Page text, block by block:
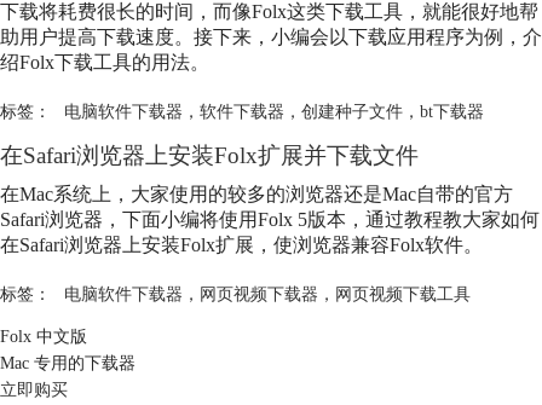
下载将耗费很长的时间，而像Folx这类下载工具，就能很好地帮
助用户提高下载速度。接下来，小编会以下载应用程序为例，介
绍Folx下载工具的用法。
标签： 电脑软件下载器 ， 软件下载器 ， 创建种子文件， bt下载器
在Safari浏览器上安装Folx扩展并下载文件
在Mac系统上，大家使用的较多的浏览器还是Mac自带的官方
Safari浏览器，下面小编将使用Folx 5版本，通过教程教大家如何
在Safari浏览器上安装Folx扩展，使浏览器兼容Folx软件。
标签： 电脑软件下载器 ， 网页视频下载器 ， 网页视频下载工具
Folx 中文版
Mac 专用的下载器
立即购买